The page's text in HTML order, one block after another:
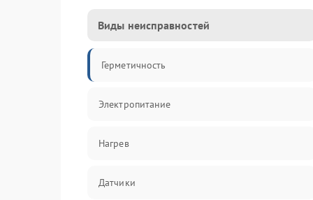
Виды неисправностей
Герметичность
Электропитание
Нагрев
Датчики